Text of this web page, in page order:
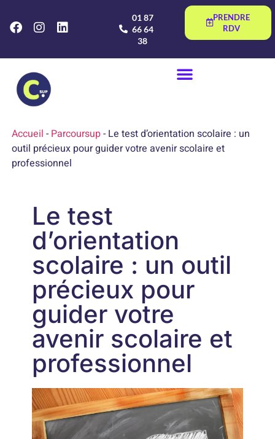
01 87
66 64
38
PRENDRE
RDV
Accueil - Parcoursup- Le test d’orientation scolaire : un
outil précieux pour guider votre avenir scolaire et
professionnel
Le test
d’orientation
scolaire : un outil
précieux pour
guider votre
avenir scolaire et
professionnel